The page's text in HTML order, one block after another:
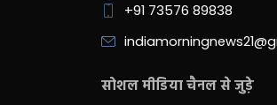
+91 73576 89838
सोशल मीडिया चैनल से जुड़े